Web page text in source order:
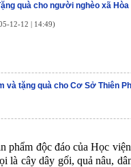
quà cho người nghèo xã
12-12 | 14:49)
và tặng quà cho Cơ Sở Thiên
phẩm độc đáo của Học
là cây dây gối, quả nâu,